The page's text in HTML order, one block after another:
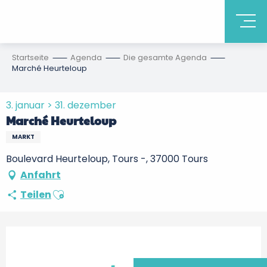
Startseite Agenda
Die gesamte Agenda
Marché Heurteloup
3. januar > 31. dezember
Marché Heurteloup
MARKT
Boulevard Heurteloup, Tours -, 37000 Tours
Anfahrt
TeilenAjouter aux favoris